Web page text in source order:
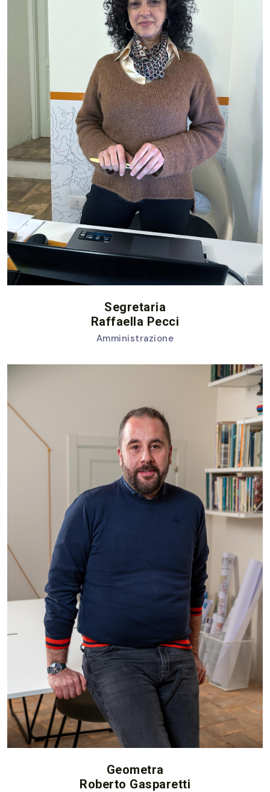
Segretaria
Raffaella Pecci
Amministrazione
Geometra
Roberto Gasparetti